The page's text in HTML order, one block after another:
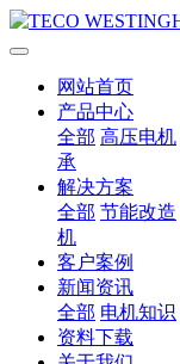
网站首页
产品中心
全部 高压电机
承
解决方案
全部 节能改造
机
客户案例
新闻资讯
全部 电机知识
资料下载